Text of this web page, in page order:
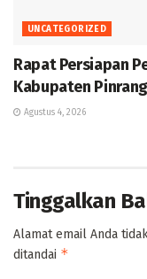
UNCATEGORIZED
Rapat Persiapan
Kabupaten Pinrang
Agustus 4, 2026
Tinggalkan
Alamat email Anda
ditandai *